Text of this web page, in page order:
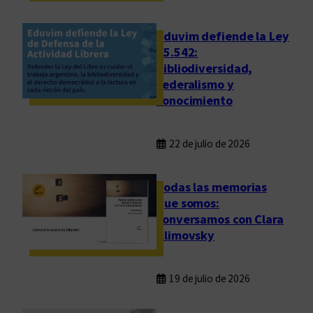
o
n
i
a
n
Eduvim defiende la Ley
25.542:
bibliodiversidad,
federalismo y
conocimiento
22 de julio de 2026
Todas las memorias
que somos:
conversamos con Clara
Klimovsky
19 de julio de 2026